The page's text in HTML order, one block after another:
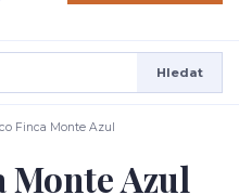
Hledat
Finca Monte Azul
Monte Azul